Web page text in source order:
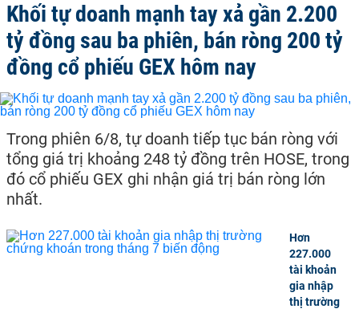
Khối tự doanh mạnh tay xả gần 2.200
tỷ đồng sau ba phiên, bán ròng 200 tỷ
đồng cổ phiếu GEX hôm nay
Trong phiên 6/8, tự doanh tiếp tục bán ròng với
tổng giá trị khoảng 248 tỷ đồng trên HOSE, trong
đó cổ phiếu GEX ghi nhận giá trị bán ròng lớn
nhất.
Hơn
227.000
tài khoản
gia nhập
thị trường